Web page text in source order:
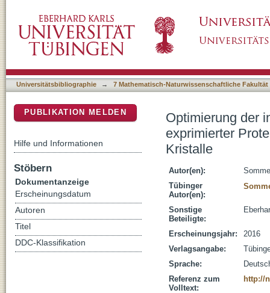
Insektenzellen und Charakterisierung der
Universitätsbibliographie → 7 Mathematisch-Naturwissenschaftliche Fakultät
Optimierung der
exprimierter
Kristalle
Autor(en):
Tübinger
Autor(en):
Sonstige
Beteiligte:
Erscheinungsjahr:
2016
Verlagsangabe:
Sprache:
Referenz zum
Volltext:
http://
PUBLIKATION MELDEN
Hilfe und Informationen
Stöbern
Dokumentanzeige
Erscheinungsdatum
Autoren
Titel
DDC-Klassifikation